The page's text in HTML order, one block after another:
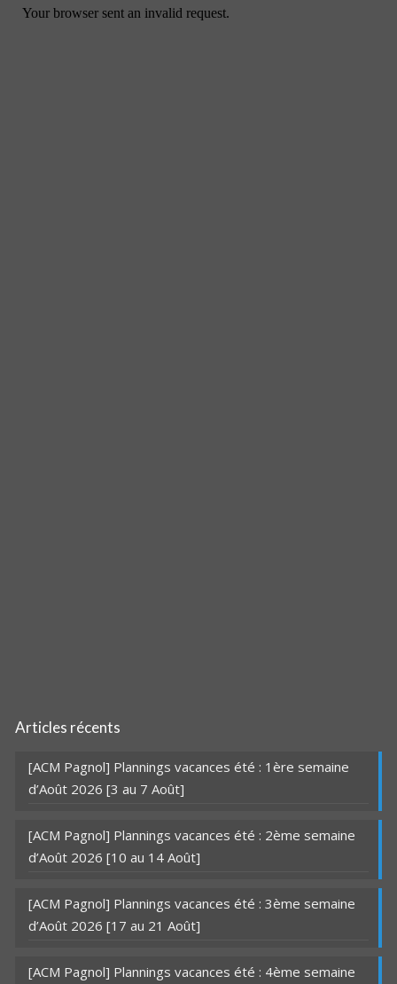
Articles récents
[ACM Pagnol] Plannings vacances été : 1ère semaine
d’Août 2026 [3 au 7 Août]
[ACM Pagnol] Plannings vacances été : 2ème semaine
d’Août 2026 [10 au 14 Août]
[ACM Pagnol] Plannings vacances été : 3ème semaine
d’Août 2026 [17 au 21 Août]
[ACM Pagnol] Plannings vacances été : 4ème semaine